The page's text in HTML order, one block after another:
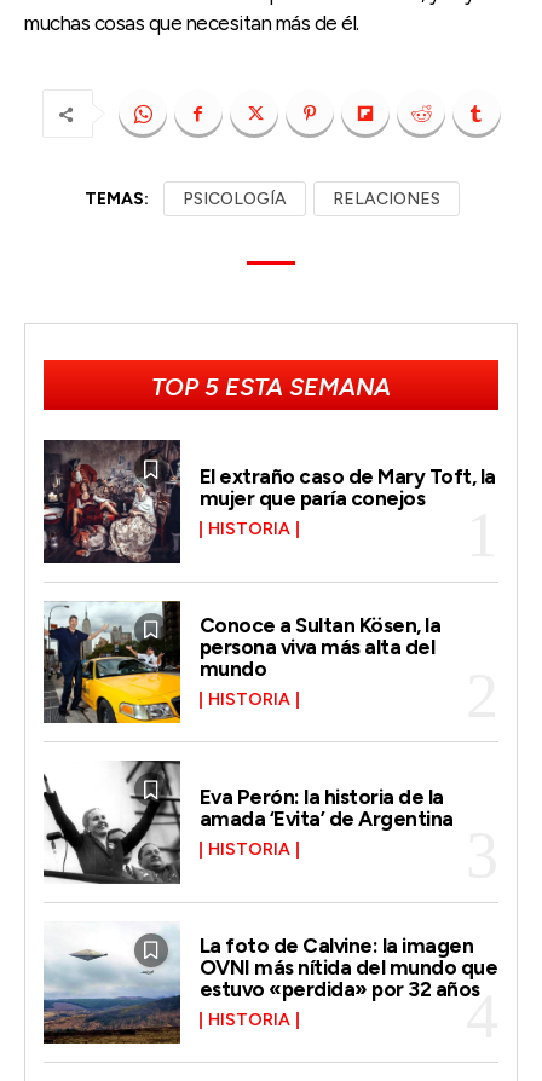
muchas cosas que necesitan más de él.
TEMAS: PSICOLOGÍA RELACIONES
TOP 5 ESTA SEMANA
El extraño caso de Mary Toft, la
mujer que paría conejos
HISTORIA
Conoce a Sultan Kösen, la
persona viva más alta del
mundo
HISTORIA
Eva Perón: la historia de la
amada ‘Evita’ de Argentina
HISTORIA
La foto de Calvine: la imagen
OVNI más nítida del mundo que
estuvo «perdida» por 32 años
HISTORIA